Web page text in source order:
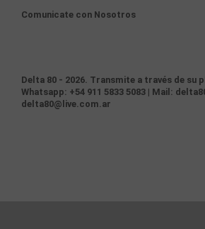
Comunicate con Nosotros
Delta 80 - 2026. Transmite a través de su
Whatsapp: +54 911 5833 5083 | Mail:
delta80@live.com.ar